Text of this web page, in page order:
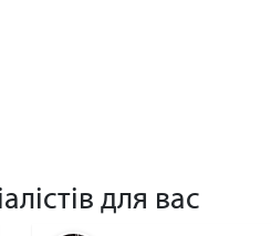
для вас